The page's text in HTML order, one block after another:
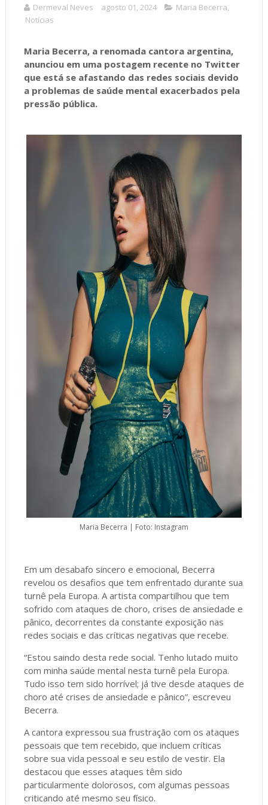
Dermeval Neves agosto 01, 2024 Maria Becerra,
Notícias
Maria Becerra, a renomada cantora argentina,
anunciou em uma postagem recente no Twitter
que está se afastando das redes sociais devido
a problemas de saúde mental exacerbados pela
pressão pública.
Maria Becerra | Foto: Instagram
Em um desabafo sincero e emocional, Becerra
revelou os desafios que tem enfrentado durante sua
turnê pela Europa. A artista compartilhou que tem
sofrido com ataques de choro, crises de ansiedade e
pânico, decorrentes da constante exposição nas
redes sociais e das críticas negativas que recebe.
“Estou saindo desta rede social. Tenho lutado muito
com minha saúde mental nesta turnê pela Europa.
Tudo isso tem sido horrível; já tive desde ataques de
choro até crises de ansiedade e pânico”, escreveu
Becerra.
A cantora expressou sua frustração com os ataques
pessoais que tem recebido, que incluem críticas
sobre sua vida pessoal e seu estilo de vestir. Ela
destacou que esses ataques têm sido
particularmente dolorosos, com algumas pessoas
criticando até mesmo seu físico.